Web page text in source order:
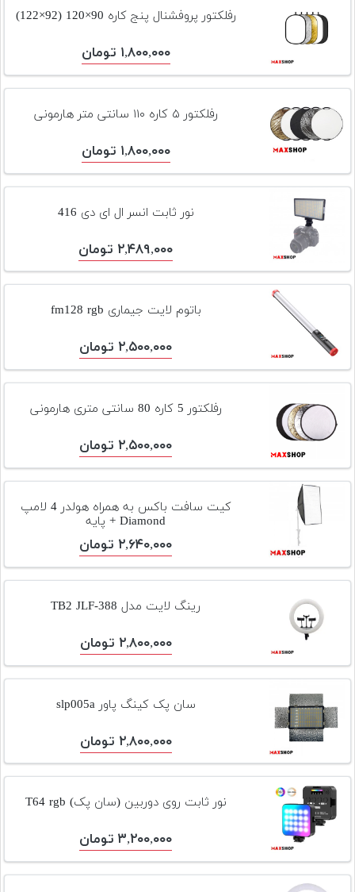
تجهیزات
مکث
محصول
دست
دوم
قیمت
دوربین
رفلکتور پروفشنال پنج کاره 90×120 (92×122)
۱,۸۰۰,۰۰۰ تومان
رفلکتور ۵ کاره ۱۱۰ سانتی متر هارمونی
۱,۸۰۰,۰۰۰ تومان
نور ثابت انسر ال ای دی 416
۲,۴۸۹,۰۰۰ تومان
باتوم لایت جیماری fm128 rgb
۲,۵۰۰,۰۰۰ تومان
رفلکتور 5 کاره 80 سانتی متری هارمونی
۲,۵۰۰,۰۰۰ تومان
کیت سافت باکس به همراه هولدر 4 لامپ
Diamond + پایه
۲,۶۴۰,۰۰۰ تومان
رینگ لایت مدل TB2 JLF-388
۲,۸۰۰,۰۰۰ تومان
سان پک کینگ پاور slp005a
۲,۸۰۰,۰۰۰ تومان
نور ثابت روی دوربین (سان پک) T64 rgb
۳,۲۰۰,۰۰۰ تومان